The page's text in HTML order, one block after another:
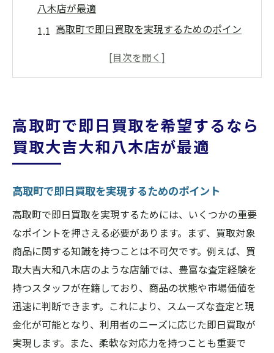
八木店が最適
高取町で即日買取を実現するためのポイン
買取大吉大和八木店の即日対応サービスの
高取町での買取における買取大吉大和八木
店の強み
即日買取を可能にする買取大吉大和八木店
の取り組み
高取町の皆様に安心の即日買取サービスを
買取大吉大和八木店の即日対応が高取町で選ば
れる理由
高取町で信頼される買取大吉大和八木店の
対応力
即日買取が実現する買取大吉大和八木店の
特徴
地域密着型で選ばれる買取大吉大和八木店
高取町で即日買取を希望するなら
買取大吉大和八木店が最適
高取町で即日買取を実現するためのポイント
高取町で即日買取を実現するためには、いくつかの重要
なポイントを押さえる必要があります。まず、買取対象
商品に関する知識を持つことは不可欠です。例えば、買
取大吉大和八木店のような店舗では、豊富な査定経験を
持つスタッフが在籍しており、商品の状態や市場価値を
迅速に判断できます。これにより、スムーズな査定と現
金化が可能となり、利用者のニーズに応じた即日買取が
実現します。また、柔軟な対応力を持つことも重要で